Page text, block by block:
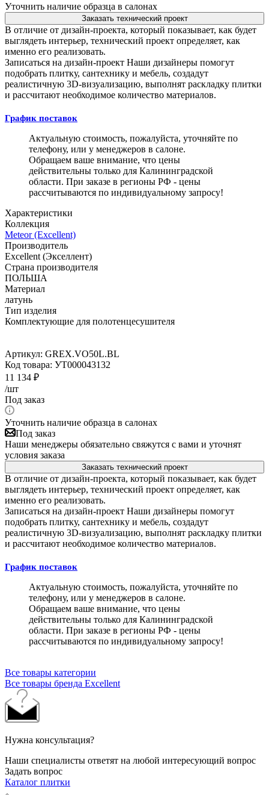
Уточнить наличие образца в салонах
Заказать технический проект
В отличие от дизайн-проекта, который показывает, как будет
выглядеть интерьер, технический проект определяет, как
именно его реализовать.
Записаться на дизайн-проект Наши дизайнеры помогут
подобрать плитку, сантехнику и мебель, создадут
реалистичную 3D-визуализацию, выполнят раскладку плитки
и рассчитают необходимое количество материалов.
График поставок
Актуальную стоимость, пожалуйста, уточняйте по
телефону, или у менеджеров в салоне.
Обращаем ваше внимание, что цены
действительны только для Калининградской
области. При заказе в регионы РФ - цены
рассчитываются по индивидуальному запросу!
Характеристики
Коллекция
Meteor (Excellent)
Производитель
Excellent (Экселлент)
Страна производителя
ПОЛЬША
Материал
латунь
Тип изделия
Комплектующие для полотенцесушителя
Артикул: GREX.VO50L.BL
Код товара: УТ000043132
11 134 ₽
/шт
Под заказ
Уточнить наличие образца в салонах
Под заказ
Наши менеджеры обязательно свяжутся с вами и уточнят
условия заказа
Заказать технический проект
В отличие от дизайн-проекта, который показывает, как будет
выглядеть интерьер, технический проект определяет, как
именно его реализовать.
Записаться на дизайн-проект Наши дизайнеры помогут
подобрать плитку, сантехнику и мебель, создадут
реалистичную 3D-визуализацию, выполнят раскладку плитки
и рассчитают необходимое количество материалов.
График поставок
Актуальную стоимость, пожалуйста, уточняйте по
телефону, или у менеджеров в салоне.
Обращаем ваше внимание, что цены
действительны только для Калининградской
области. При заказе в регионы РФ - цены
рассчитываются по индивидуальному запросу!
Все товары категории
Все товары бренда Excellent
Нужна консультация?
Наши специалисты ответят на любой интересующий вопрос
Задать вопрос
Каталог плитки